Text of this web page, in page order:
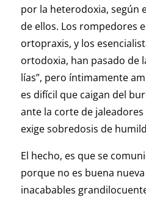
por la heterodoxia, según
de ellos. Los rompedores
ortopraxis, y los
ortodoxia, han pasado de
lías”, pero íntimamente
es difícil que caigan del
ante la corte de
exige sobredosis de
El hecho, es que se
porque no es buena
inacabables